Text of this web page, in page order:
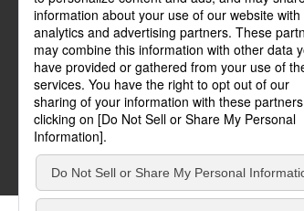
青年・一般
グラビア・写真
モーター誌
SPECIAL
Sublicense
海外ライセンシー
公式SNSアカウ
ント
作家一覧
Keyword list
Author list